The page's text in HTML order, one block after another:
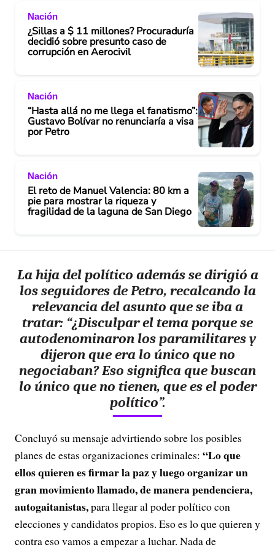
Nación
¿Sillas a $ 11 millones? Procuraduría
decidió sobre presunto caso de
corrupción en Aerocivil
Nación
“Hasta allá no me llega el fanatismo”:
Gustavo Bolívar no renunciaría a visa
por Petro
Nación
El reto de Manuel Valencia: 80 km a
pie para mostrar la riqueza y
fragilidad de la laguna de San Diego
La hija del político además se dirigió a
los seguidores de Petro, recalcando la
relevancia del asunto que se iba a
tratar: “¿Disculpar el tema porque se
autodenominaron los paramilitares y
dijeron que era lo único que no
negociaban? Eso significa que buscan
lo único que no tienen, que es el poder
político”.
Concluyó su mensaje advirtiendo sobre los posibles
planes de estas organizaciones criminales: “Lo que
ellos quieren es firmar la paz y luego organizar un
gran movimiento llamado, de manera pendenciera,
autogaitanistas,para llegar al poder político con
elecciones y candidatos propios. Eso es lo que quieren y
contra eso vamos a empezar a luchar. Nada de